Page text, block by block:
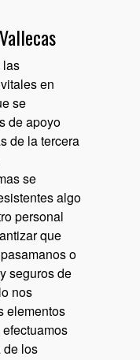
las
en
se
de apoyo
de la tercera
se
algo
personal
que
o
seguros de
nos
elementos
de los